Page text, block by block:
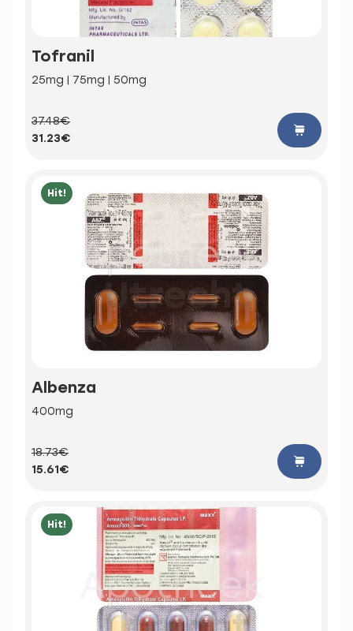
Tofranil
25mg | 75mg | 50mg
37.48€
31.23€
Hit!
Albenza
400mg
18.73€
15.61€
Hit!